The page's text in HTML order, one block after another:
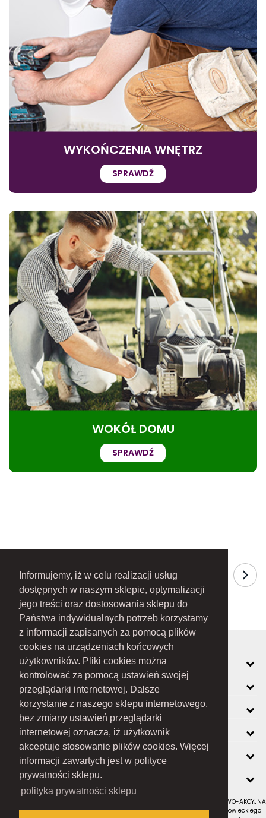
Informujemy, iż w celu realizacji usług
dostępnych w naszym sklepie, optymalizacji
jego treści oraz dostosowania sklepu do
Państwa indywidualnych potrzeb korzystamy
z informacji zapisanych za pomocą plików
cookies na urządzeniach końcowych
użytkowników. Pliki cookies można
kontrolować za pomocą ustawień swojej
przeglądarki internetowej. Dalsze
korzystanie z naszego sklepu internetowego,
bez zmiany ustawień przeglądarki
internetowej oznacza, iż użytkownik
akceptuje stosowanie plików cookies. Więcej
informacji zawartych jest w polityce
prywatności sklepu.
polityka prywatności sklepu
WYKOŃCZENIA WNĘTRZ
SPRAWDŹ
WOKÓŁ DOMU
SPRAWDŹ
MOJE KONTO
INFORMACJE
O FIRMIE
ZOBACZ RÓWNIEŻ
KONTAKT
NEWSLETTER
RAMEX SPÓŁKA Z OGRANICZONĄ ODPOWIEDZIALNOŚCIĄ SPÓŁKA KOMANDYTOWO-AKCYJNA
z siedzibą w Nowym Sączu (adres siedziby i adres do doręczeń: ul. Wiśniowieckiego